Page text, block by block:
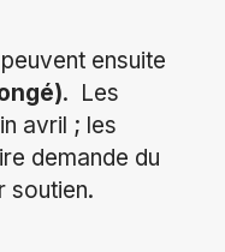
ensuite
. Les
avril ; les
demande du
soutien.